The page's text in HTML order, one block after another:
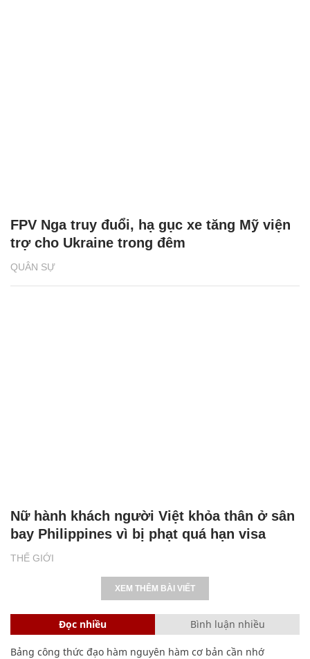
QUÂN SỰ
FPV Nga truy đuổi, hạ gục xe tăng Mỹ viện
trợ cho Ukraine trong đêm
THẾ GIỚI
Nữ hành khách người Việt khỏa thân ở sân
bay Philippines vì bị phạt quá hạn visa
XEM THÊM BÀI VIẾT
Đọc nhiều Bình luận nhiều
Bảng công thức đạo hàm nguyên hàm cơ bản cần nhớ